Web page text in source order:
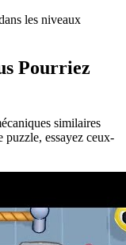
les niveaux
Pourriez
similaires
puzzle, essayez ceux-